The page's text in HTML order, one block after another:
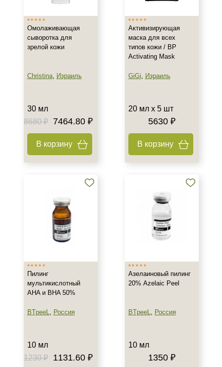
Омолаживающая
сыворотка для
зрелой кожи
Christina, Израиль
30 мл
8680 ₽
7464.80 ₽
В корзину
Активизирующая
маска для всех
типов кожи / BP
Activating Mask
GiGi, Израиль
20 мл х 5 шт
5630 ₽
В корзину
Пилинг
мультикислотный
AHA и BHA 50%
BTpeeL, Россия
10 мл
1230 ₽
1131.60 ₽
Азелаиновый пилинг
20% Azelaic Peel
BTpeeL, Россия
10 мл
1350 ₽